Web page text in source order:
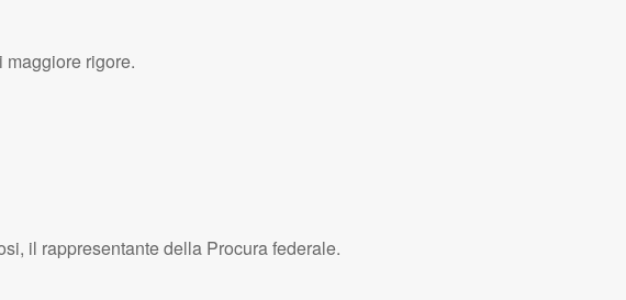
rigore.
il rappresentante della Procura federale.